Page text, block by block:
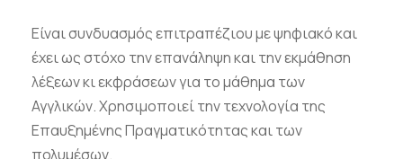
Είναι συνδυασμός επιτραπέζιου με ψηφιακό και
έχει ως στόχο την επανάληψη και την εκμάθηση
λέξεων κι εκφράσεων για το μάθημα των
Αγγλικών. Χρησιμοποιεί την τεχνολογία της
Επαυξημένης Πραγματικότητας και των
πολυμέσων.